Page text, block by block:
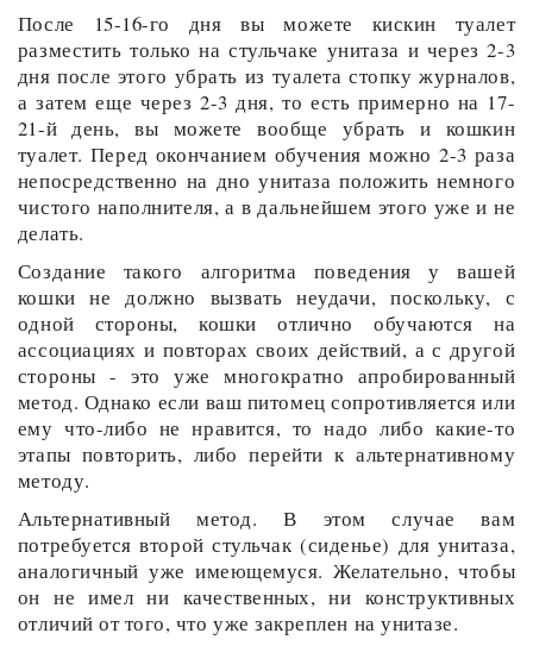
После 15-16-го дня вы можете кискин туалет
разместить только на стульчаке унитаза и через 2-3
дня после этого убрать из туалета стопку журналов,
а затем еще через 2-3 дня, то есть примерно на 17-
21-й день, вы можете вообще убрать и кошкин
туалет. Перед окончанием обучения можно 2-3 раза
непосредственно на дно унитаза положить немного
чистого наполнителя, а в дальнейшем этого уже и не
делать.
Создание такого алгоритма поведения у вашей
кошки не должно вызвать неудачи, поскольку, с
одной стороны, кошки отлично обучаются на
ассоциациях и повторах своих действий, а с другой
стороны - это уже многократно апробированный
метод. Однако если ваш питомец сопротивляется или
ему что-либо не нравится, то надо либо какие-то
этапы повторить, либо перейти к альтернативному
методу.
Альтернативный метод. В этом случае вам
потребуется второй стульчак (сиденье) для унитаза,
аналогичный уже имеющемуся. Желательно, чтобы
он не имел ни качественных, ни конструктивных
отличий от того, что уже закреплен на унитазе.